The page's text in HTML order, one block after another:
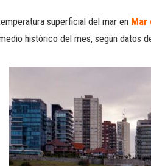
superficial del mar en Mar
histórico del mes, según datos